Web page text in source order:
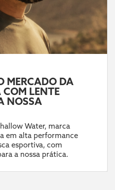
MERCADO DA
COM LENTE
NOSSA
Water, marca
em alta performance
esportiva, com
a nossa prática.